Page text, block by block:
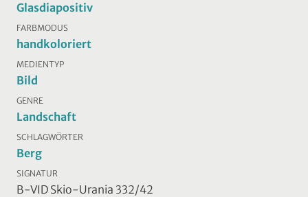
Glasdiapositiv
FARBMODUS
handkoloriert
MEDIENTYP
Bild
GENRE
Landschaft
SCHLAGWÖRTER
Berg
SIGNATUR
B-VID Skio-Urania 332/42